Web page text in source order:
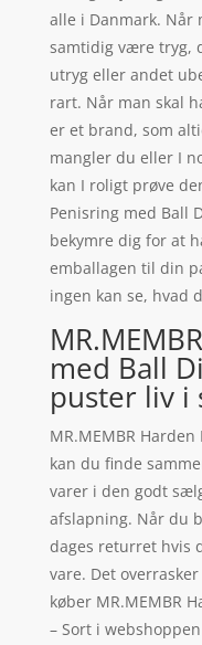
alle i Danmark. Når
samtidig være tryg,
utryg eller andet
rart. Når man skal
er et brand, som
mangler du eller I
kan I roligt prøve
Penisring med Ball
bekymre dig for at
emballagen til din
ingen kan se, hvad
med Ball
puster liv i
MR.MEMBR
kan du finde
varer i den godt
afslapning. Når du
dages returret hvis
vare. Det
køber MR.MEMBR
– Sort i